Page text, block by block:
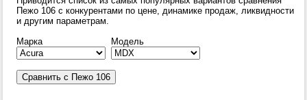
Пежо 106 с конкурентами по цене, динамике продаж, ликвидности
и другим параметрам.
Марка
Модель